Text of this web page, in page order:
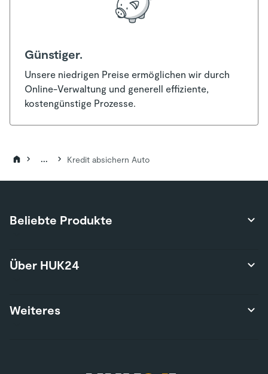
Günstiger.
Unsere niedrigen Preise ermöglichen wir durch
Online-Verwaltung und generell effiziente,
kostengünstige Prozesse.
... Kredit absichern Auto
Beliebte Produkte
Produktübersicht
Hausratversicherung
Über HUK24
Über uns
Weiteres